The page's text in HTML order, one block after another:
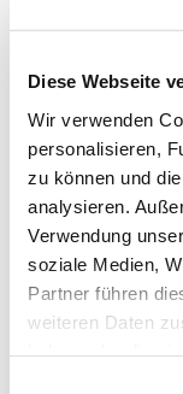
Diese Webseite
Wir verwenden
personalisieren,
zu können und
analysieren.
Verwendung
soziale Medien,
Partner führen
weiteren Daten
der eigenen
nur wenn die
Religionen in
imstande und
Toleranz
Gemeinsam
jüdischen und
vielseitiges
förderte,